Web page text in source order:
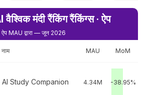
मंदी रैंकिंग रैंकिंग्स · ऐप
ऐप MAU द्वारा — जून 2026
नाम MAU MoM
AI Study Companion 4.34M -38.95%